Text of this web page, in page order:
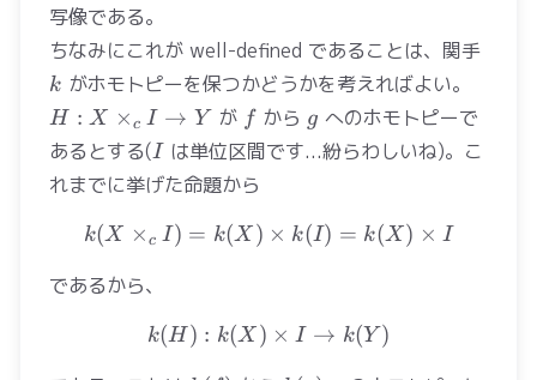
*)\to
(X,
*)
写像である。
ちなみにこれが well-defined であることは、関手
k がホモトピーを保つかどうかを考えればよい。
H:
X\times_c
H : X ×c I → Y が ff から g
g へのホモトピーで
あるとする(I
Iは単位区間です...紛らわしいね)。こ
れまでに挙げた命題から
k(X\times_c I) =
k(X ×c I) = k(X ) × k(I) = k(X ) × I
であるから、
k(H) : k(X)\times I \to
k(H ) : k(X ) × I → k(Y )